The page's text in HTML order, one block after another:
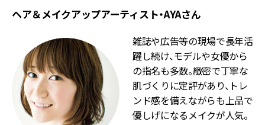
ヘア＆メイクアップアーティスト・AYAさん
雑誌や広告等の現場で長年活
躍し続け、モデルや女優から
の指名も多数。緻密で丁寧な
肌づくりに定評があり、トレ
ンド感を備えながらも上品で
優しげになるメイクが人気。